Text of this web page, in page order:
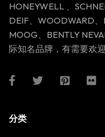
HONEYWELL 、
DEIF、WOODWARD、
MOOG、BENTLY
际知名品牌，有需要欢迎
分类